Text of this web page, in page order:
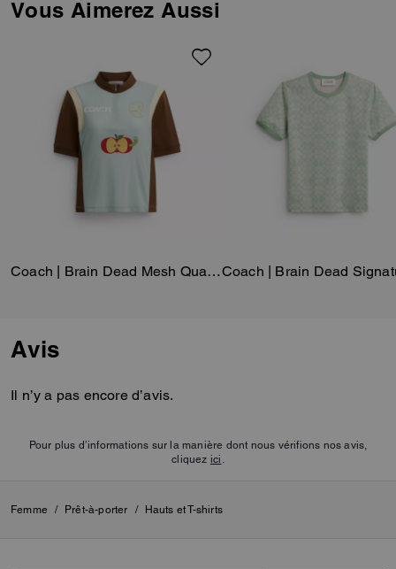
l’utilisation de produits
Vous Aimerez Aussi
Coach | Brain Dead Mesh Quarter Zip Top
Avis
Il n’y a pas encore d’avis.
Pour plus d’informations sur la manière dont nous vérifions nos avis,
cliquez ici
Femme / Prêt-à-porter / Hauts et T-shirts